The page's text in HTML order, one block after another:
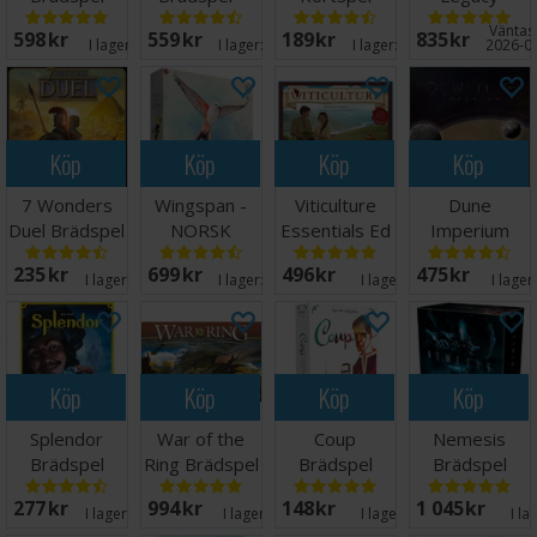
598 SEK I lager: 16
NORSK
559 SEK I lager: 20+189 SEK I lager: 20+
Season 1 Blue
Brädspel
835 SEK 2026-
Köp
7 Wonders
Duel Brädspel
- Svensk
235 SEK I lager: 20+
Köp
Wingspan -
NORSK
699 SEK I lager: 20+
Köp
Viticulture
Essentials Ed
Brädspel
496 SEK I lager: 4
Köp
Dune
Imperium
Brädspel
475 SEK I
Köp
Splendor
Brädspel
277 SEK I lager: 20+
Köp
War of the
Ring Brädspel
994 SEK I lager: 11
Köp
Coup
Brädspel
148 SEK I lager:
Köp
Nemesis
Brädspel
1 045 SEK I